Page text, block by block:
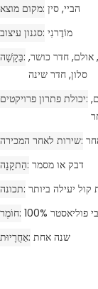
מקום מוצא הביי, סין
סגנון עיצוב מוֹדֶרנִי
בַּקָשָׁה אולם, חדר כושר,
סלון, חדר שינה
יכולת פתרון פרויקטים
שירות לאחר המכירה
הַתקָנָה דבק או מסמר
תכונה קול יעילה ביותר
חוֹמֶר
סיבי פוליאסטר
אַחֲרָיוּת שנה אחת